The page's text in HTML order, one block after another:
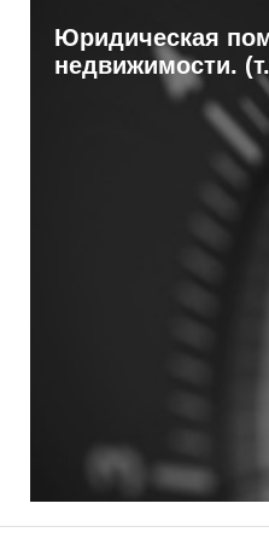
Юридическая
недвижимости.